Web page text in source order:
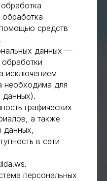
средств
данных —
исключением
необходима для
данных).
графических
а также
данных,
в сети
персональных